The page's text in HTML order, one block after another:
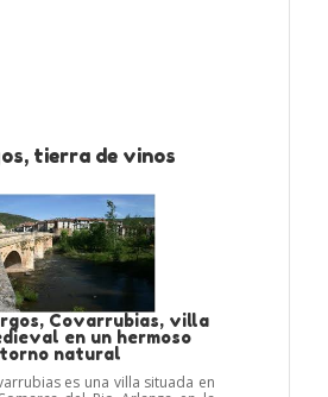
tierra de vinos
Covarrubias, villa
en un hermoso
natural
es una villa situada en